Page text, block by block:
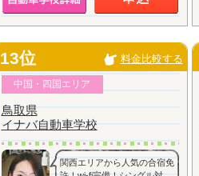
13位 料金比較する
中国・四国エリア
鳥取県
イナバ自動車学校
関西エリアから人気の合宿免